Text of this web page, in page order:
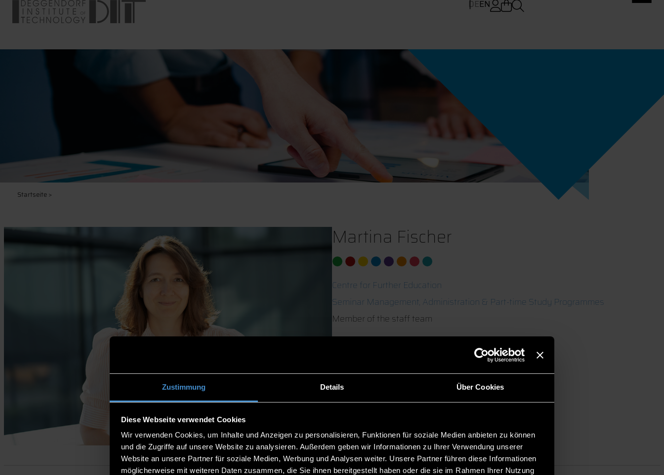
Zustimmung Details Über Cookies
Diese Webseite verwendet Cookies
Wir verwenden Cookies, um Inhalte und Anzeigen zu personalisieren, Funktionen für soziale Medien anbieten zu können
und die Zugriffe auf unsere Website zu analysieren. Außerdem geben wir Informationen zu Ihrer Verwendung unserer
Website an unsere Partner für soziale Medien, Werbung und Analysen weiter. Unsere Partner führen diese Informationen
möglicherweise mit weiteren Daten zusammen, die Sie ihnen bereitgestellt haben oder die sie im Rahmen Ihrer Nutzung
DEEN
Startseite>
Martina Fischer
Centre for Further Education
Seminar Management, Administration & Part-time Study Programmes
Member of the staff team